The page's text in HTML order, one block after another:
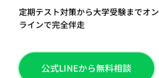
定期テスト対策から大学受験までオン
ラインで完全伴走
公式LINEから無料相談